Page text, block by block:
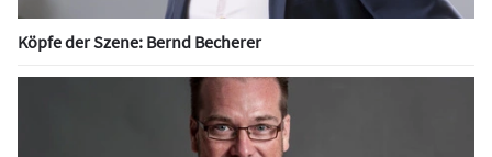
Köpfe der Szene: Bernd Becherer